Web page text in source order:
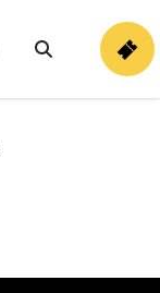
Rechercher